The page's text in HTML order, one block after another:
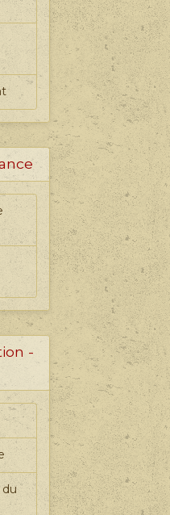
-
du